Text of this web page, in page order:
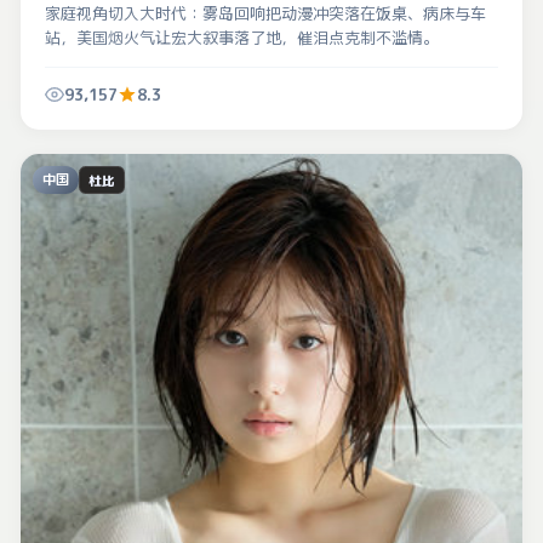
家庭视角切入大时代：雾岛回响把动漫冲突落在饭桌、病床与车
站，美国烟火气让宏大叙事落了地，催泪点克制不滥情。
93,157 8.3
中国 杜比